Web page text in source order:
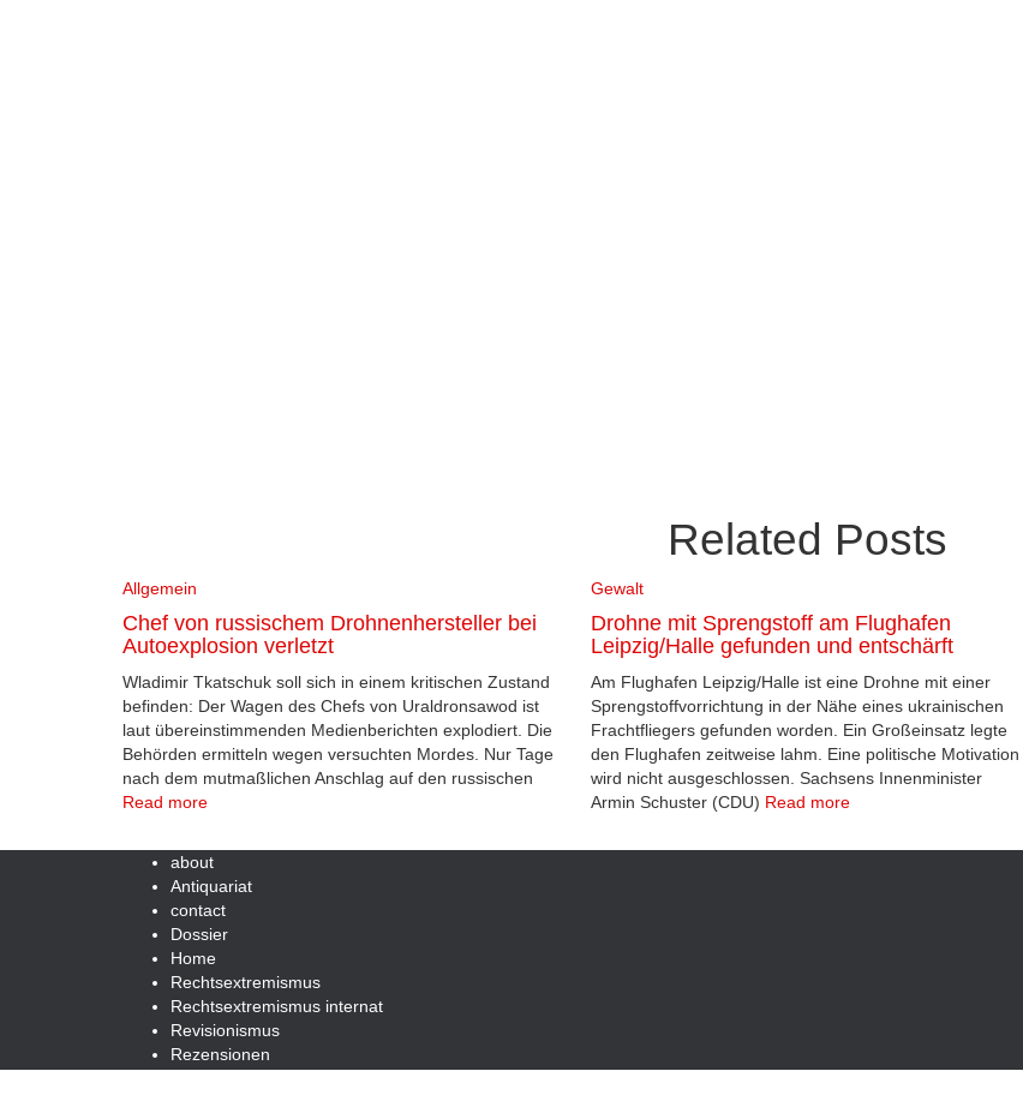
Related Posts
Allgemein
Chef von russischem Drohnenhersteller bei
Autoexplosion verletzt
Wladimir Tkatschuk soll sich in einem kritischen Zustand
befinden: Der Wagen des Chefs von Uraldronsawod ist
laut übereinstimmenden Medienberichten explodiert. Die
Behörden ermitteln wegen versuchten Mordes. Nur Tage
nach dem mutmaßlichen Anschlag auf den russischen
Read more
Gewalt
Drohne mit Sprengstoff am Flughafen
Leipzig/Halle gefunden und entschärft
Am Flughafen Leipzig/Halle ist eine Drohne mit einer
Sprengstoffvorrichtung in der Nähe eines ukrainischen
Frachtfliegers gefunden worden. Ein Großeinsatz legte
den Flughafen zeitweise lahm. Eine politische Motivation
wird nicht ausgeschlossen. Sachsens Innenminister
Armin Schuster (CDU) Read more
about
Antiquariat
contact
Dossier
Home
Rechtsextremismus
Rechtsextremismus internat
Revisionismus
Rezensionen